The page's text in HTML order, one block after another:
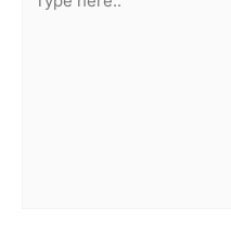
here..